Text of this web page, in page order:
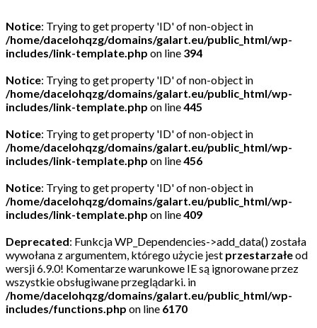
Notice: Trying to get property 'ID' of non-object in
/home/dacelohqzg/domains/galart.eu/public_html/wp-
includes/link-template.php on line 394
Notice: Trying to get property 'ID' of non-object in
/home/dacelohqzg/domains/galart.eu/public_html/wp-
includes/link-template.php on line445
Notice: Trying to get property 'ID' of non-object in
/home/dacelohqzg/domains/galart.eu/public_html/wp-
includes/link-template.php on line456
Notice: Trying to get property 'ID' of non-object in
/home/dacelohqzg/domains/galart.eu/public_html/wp-
includes/link-template.php on line409
Deprecated: Funkcja WP_Dependencies->add_data() została
wywołana z argumentem, którego użycie jest przestarzałeod
wersji 6.9.0! Komentarze warunkowe IE są ignorowane przez
wszystkie obsługiwane przeglądarki. in
/home/dacelohqzg/domains/galart.eu/public_html/wp-
includes/functions.php on line 6170